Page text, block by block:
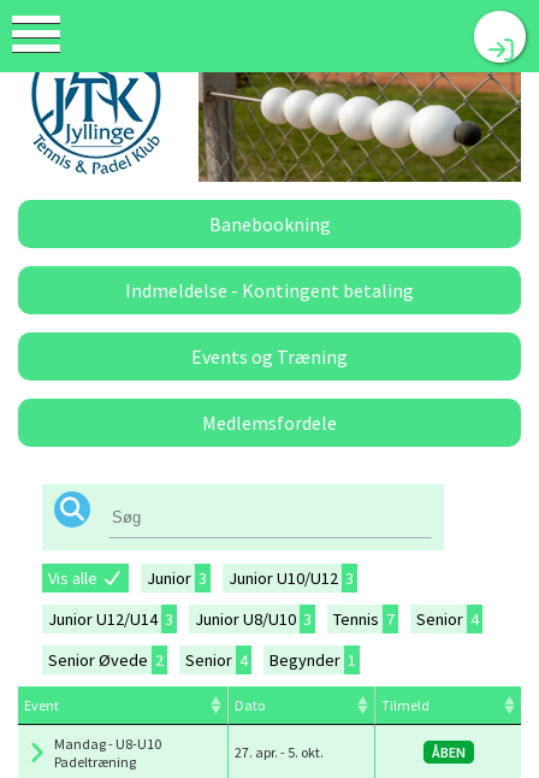
Banebookning
Indmeldelse - Kontingent betaling
Events og Træning
Medlemsfordele
Vis alle Junior 3 Junior U10/U12 3
Junior U12/U14 3 Junior U8/U10 3 Tennis 7 Senior 4
Senior Øvede 2 Senior 4 Begynder 1
Event Dato Tilmeld
Mandag - U8-U10
Padeltræning
27. apr. - 5. okt. ÅBEN